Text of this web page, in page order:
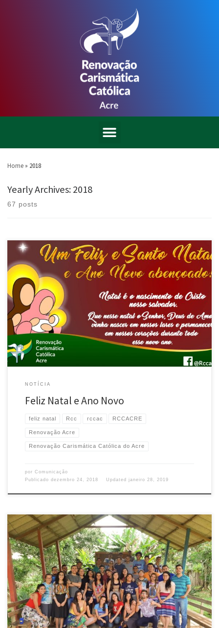
Home » 2018
Yearly Archives:2018
67 posts
A Renovação Carismática Católica vem neste dia te desejar boas festas.
Lembre-se sempre que o homenageado é Jesus, fonte de todo amor. Que, a
exemplo da Virgem Santíssima, possamos dizer sim a Deus para que todo
nosso coração, nossa casa, nossa família, nosso viver seja para o Senhor
Jesus. Que […]
NOTÍCIA
Feliz Natal e Ano Novo
feliz natal Rcc rccac RCCACRE
Renovação Acre
Renovação Carismática Católica do Acre
por Comunicação
Publicado dezembro 24, 2018 Updated janeiro 28, 2019
Reunidos nos dias 23, 24 e 25 de novembro, não por outra causa, mas por
um profundo desejo Divino, ocorreu o Retiro para profissionais e
universitários do Ministério Universidades Renovadas (MUR), na chácara
Novo Amanhecer, em Senador Guiomard. Chamados a um constante
estado de missão, o MUR anuncia o evangelho […]